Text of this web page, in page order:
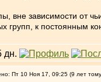
вне зависимости от
групп, к постоянным
Пт 10 Ноя 17, 09:25 (9 лет